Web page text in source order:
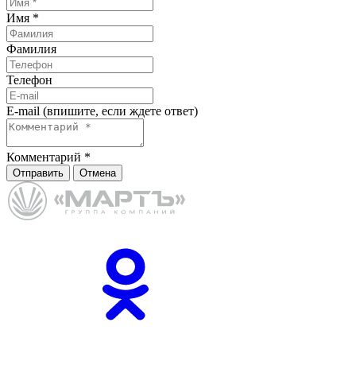
Имя *
Фамилия
Телефон
E-mail (впишите, если ждете ответ)
Комментарий *
Отправить Отмена